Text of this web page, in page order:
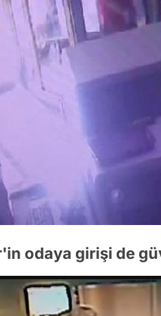
odaya girişi de